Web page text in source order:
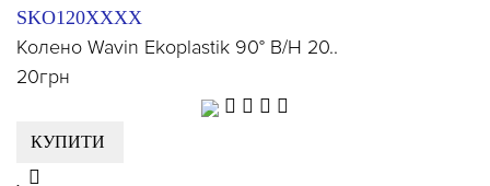
SKO120XXXX
Колено Wavin Ekoplastik 90° В/Н 20..
20грн
КУПИТИ